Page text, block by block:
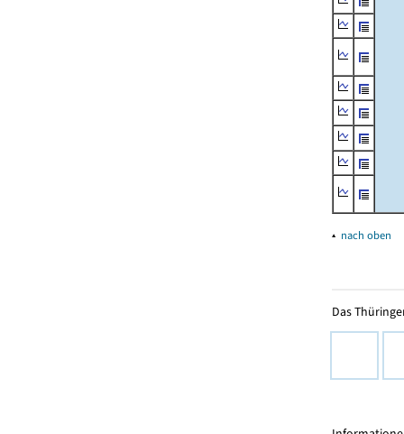
▴ nach oben
Das